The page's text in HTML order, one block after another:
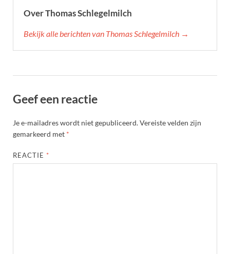
Over Thomas Schlegelmilch
Bekijk alle berichten van Thomas Schlegelmilch →
Geef een reactie
Je e-mailadres wordt niet gepubliceerd.Vereiste velden zijn
gemarkeerd met *
REACTIE *